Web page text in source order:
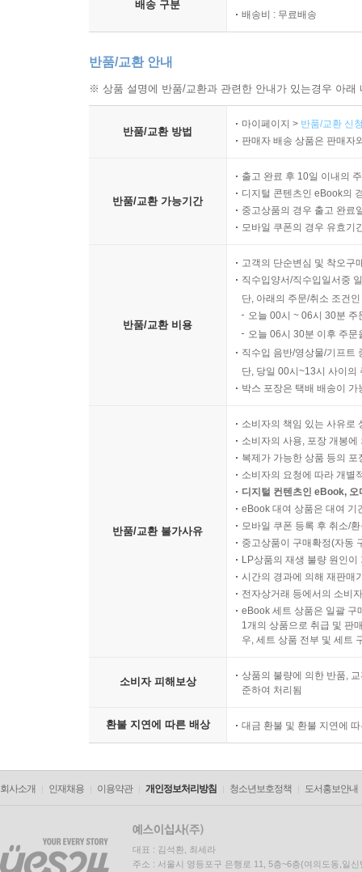
배송 구분
배송비 : 무료배송
반품/교환 안내
※ 상품 설명에 반품/교환과 관련한 안내가 있는경우 아
반품/교환 방법
마이페이지 > 반품/교환 신
판매자 배송 상품은 판매자
반품/교환 가능기간
출고 완료 후 10일 이내의
디지털 콘텐츠인 eBook의
중고상품의 경우 출고 완료
모바일 쿠폰의 경우 유효기
반품/교환 비용
고객의 단순변심 및 착오구
직수입양서/직수입일서중
단, 아래의 주문/취소 조건
오늘 00시 ~ 06시 30분
오늘 06시 30분 이후 주
직수입 음반/영상물/기프트
단, 당일 00시~13시 사이의
박스 포장은 택배 배송이
반품/교환 불가사유
소비자의 책임 있는 사유로
소비자의 사용, 포장 개봉
복제가 가능한 상품 등의
소비자의 요청에 따라 개별
디지털 컨텐츠인 eBook,
eBook 대여 상품은 대여 기
모바일 쿠폰 등록 후 취소/
중고상품이 구매확정(자동
LP상품의 재생 불량 원인
시간의 경과에 의해 재판매
전자상거래 등에서의 소비
eBook 세트 상품은 일괄 구
1개의 상품으로 취급 및 판
우, 세트 상품 전부 및 세트
소비자 피해보상
상품의 불량에 의한 반품,
준하여 처리됨
환불 지연에 따른 배상 대금 환불 및 환불 지연에
회사소개 인재채용 이용약관 개인정보처리방침 청소년보호정책 도서홍보안내
대표 : 김석환, 최세라
주소 : 서울시 영등포구 은행로 11, 5층~6층(여의도동,일신